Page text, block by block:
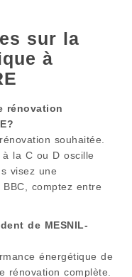
sur la
à
rénovation
?
souhaitée.
à la C ou D oscille
visez une
comptez entre
de MESNIL-
énergétique de
rénovation complète.